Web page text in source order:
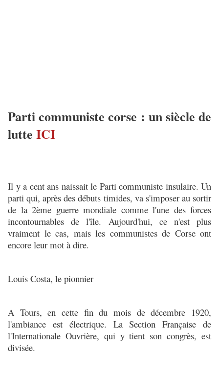
Parti communiste corse : un siècle de
lutte ICI
Il y a cent ans naissait le Parti communiste insulaire. Un
parti qui, après des débuts timides, va s'imposer au sortir
de la 2ème guerre mondiale comme l'une des forces
incontournables de l'île. Aujourd'hui, ce n'est plus
vraiment le cas, mais les communistes de Corse ont
encore leur mot à dire.
Louis Costa, le pionnier
A Tours, en cette fin du mois de décembre 1920,
l'ambiance est électrique. La Section Française de
l'Internationale Ouvrière, qui y tient son congrès, est
divisée.